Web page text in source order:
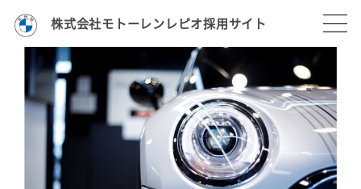
株式会社モトーレンレピオ採用サイト